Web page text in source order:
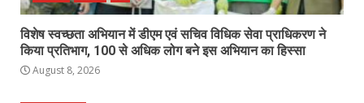
विशेष स्वच्छता अभियान में डीएम एवं सचिव विधिक सेवा प्राधिकरण ने
किया प्रतिभाग, 100 से अधिक लोग बने इस अभियान का हिस्सा
August 8, 2026